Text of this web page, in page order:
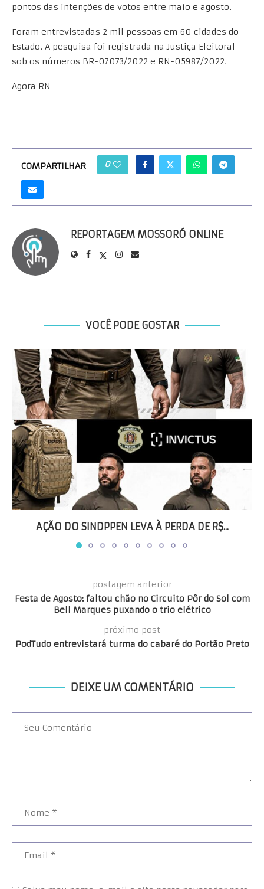
pontos das intenções de votos entre maio e agosto.
Foram entrevistadas 2 mil pessoas em 60 cidades do
Estado. A pesquisa foi registrada na Justiça Eleitoral
sob os números BR-07073/2022 e RN-05987/2022.
Agora RN
COMPARTILHAR 0
REPORTAGEM MOSSORÓ ONLINE
VOCÊ PODE GOSTAR
AÇÃO DO SINDPPEN LEVA À PERDA DE R$...
postagem anterior
Festa de Agosto: faltou chão no Circuito Pôr do Sol com
Bell Marques puxando o trio elétrico
próximo post
PodTudo entrevistará turma do cabaré do Portão Preto
DEIXE UM COMENTÁRIO